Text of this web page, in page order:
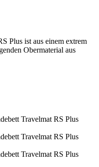
Plus ist aus einem extrem
Obermaterial aus